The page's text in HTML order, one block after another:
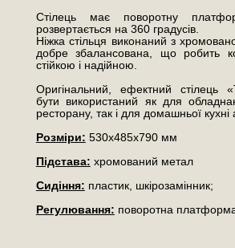
Стілець має поворотну
розвертається на 360 градусів.
Ніжка стільця виконаний з
добре збалансована, що робить
стійкою і надійною.
Оригінальний, ефектний стілець
бути використаний як для
ресторану, так і для домашньої кухні
Розміри: 530х485х790 мм
Підстава: хромований метал
Сидіння: пластик, шкірозамінник;
Регулювання: поворотна